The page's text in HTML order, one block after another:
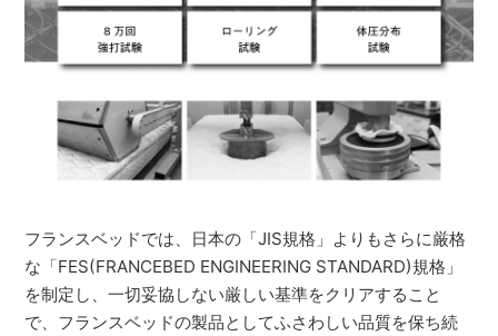
フランスベッドでは、日本の「JIS規格」よりもさらに厳格
な「FES(FRANCEBED ENGINEERING STANDARD)規格」
を制定し、一切妥協しない厳しい基準をクリアすること
で、フランスベッドの製品としてふさわしい品質を保ち続